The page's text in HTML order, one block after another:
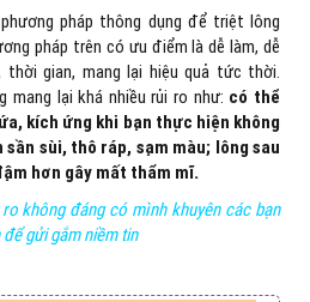
pháp thông dụng để triệt lông
pháp trên có ưu điểm là dễ làm, dễ
gian, mang lại hiệu quả tức thời.
mang lại khá nhiều rủi ro như: có thể
kích ứng khi bạn thực hiện không
sùi, thô ráp, sạm màu; lông sau
hơn gây mất thẩm mĩ.
không đáng có mình khuyên các bạn
gửi gắm niềm tin